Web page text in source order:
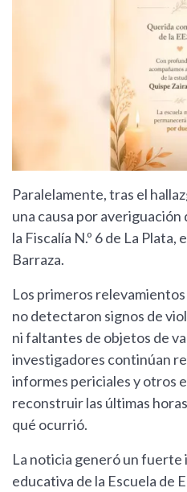
Paralelamente, tras el
una causa por
la Fiscalía N.º 6 de La
Barraza.
Los primeros
no detectaron signos de
ni faltantes de objetos de
investigadores continúan
informes periciales y otros
reconstruir las últimas
qué ocurrió.
La noticia generó un fuerte
educativa de la Escuela de